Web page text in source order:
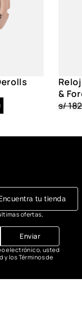
&
s/
Encuentra tu tienda
ofertas,
Enviar
electrónico, usted
los Términos de